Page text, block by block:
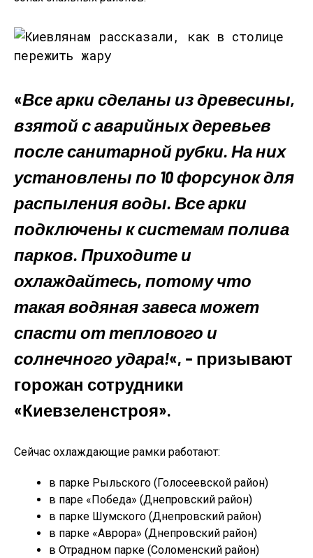
«Все арки сделаны из древесины,
взятой с аварийных деревьев
после санитарной рубки. На них
установлены по 10 форсунок для
распыления воды. Все арки
подключены к системам полива
парков. Приходите и
охлаждайтесь, потому что
такая водяная завеса может
спасти от теплового и
солнечного удара!«, – призывают
горожан сотрудники
«Киевзеленстроя».
Сейчас охлаждающие рамки работают:
в парке Рыльского (Голосеевской район)
в паре «Победа» (Днепровский район)
в парке Шумского (Днепровский район)
в парке «Аврора» (Днепровский район)
в Отрадном парке (Соломенский район)